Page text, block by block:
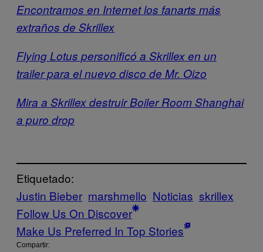
Encontramos en Internet los fanarts más
extraños de Skrillex
Flying Lotus personificó a Skrillex en un
trailer para el nuevo disco de Mr. Oizo
Mira a Skrillex destruir Boiler Room Shanghai
a puro drop
Etiquetado:
Justin Bieber marshmello Noticias skrillex
Follow Us On Discover
Make Us Preferred In Top Stories
Compartir: